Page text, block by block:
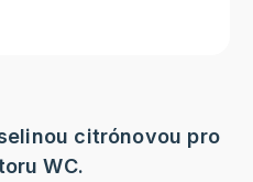
citrónovou pro
WC.